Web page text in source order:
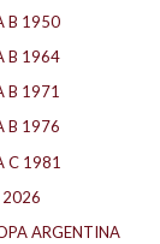
B 1950
B 1964
B 1971
B 1976
C 1981
2026
ARGENTINA